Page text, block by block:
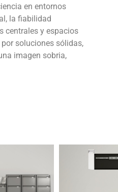
en entornos
la fiabilidad
centrales y espacios
soluciones sólidas,
imagen sobria,